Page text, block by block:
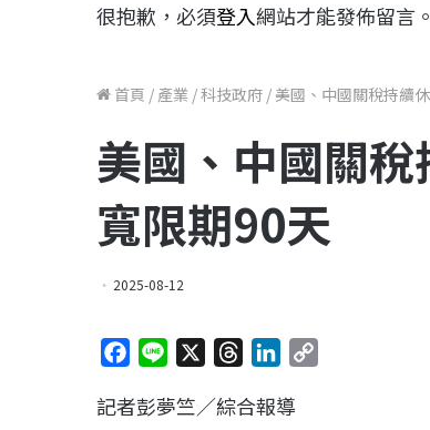
很抱歉，必須登入網站才能發佈留言。